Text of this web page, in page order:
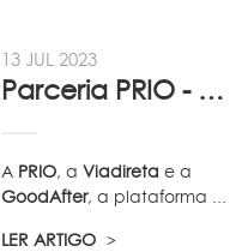
13 JUL 2023
Parceria PRIO - Viadireta - Goodafter...
A PRIO, aViadireta e a
GoodAfter, a plataforma ...
LER ARTIGO